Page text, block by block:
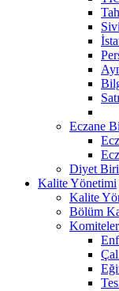
Eczane
Diyet
Kalite Yönetimi
Kalite
Bölüm
Komiteler